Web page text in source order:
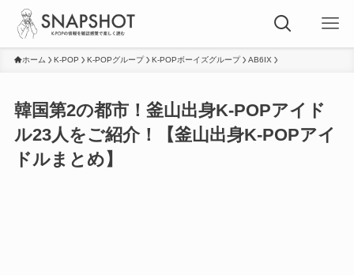
ホーム K-POP K-POPグループ K-POPボーイズグループ AB6IX
韓国第2の都市！釜山出身K-POPアイド
ル23人をご紹介！【釜山出身K-POPアイ
ドルまとめ】